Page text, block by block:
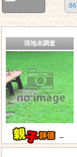
86
現地未調査
－